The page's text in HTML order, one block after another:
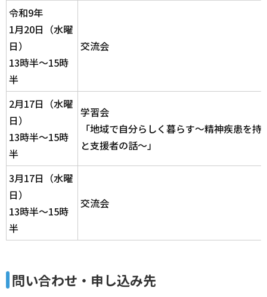
令和9年
1月20日（水曜
日）
13時半～15時
半
交流会
2月17日（水曜
日）
13時半～15時
半
学習会
「地域で自分らしく暮らす～精神疾患を持
と支援者の話～」
3月17日（水曜
日）
13時半～15時
半
交流会
問い合わせ・申し込み先